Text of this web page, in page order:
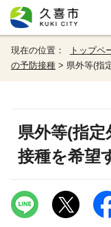
現在の位置： トップペ
の予防接種 > 県外等(指
県外等(指
接種を希望